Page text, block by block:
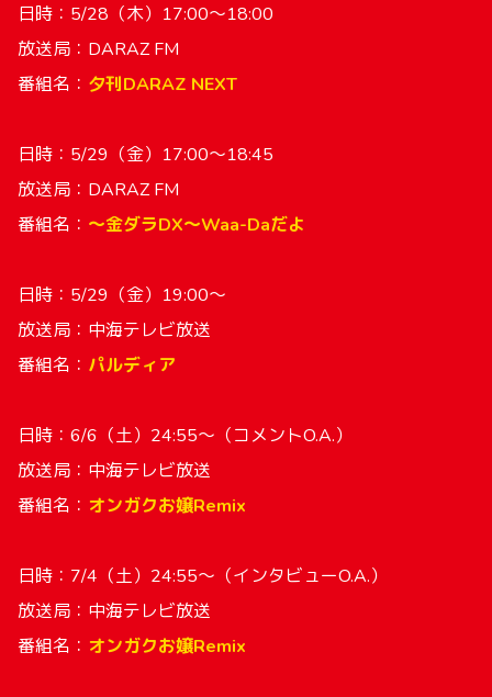
日時：5/28（木）17:00〜18:00
放送局：DARAZ FM
番組名： ⼣刊DARAZ NEXT
日時：5/29（金）17:00〜18:45
放送局：DARAZ FM
番組名： 〜⾦ダラDX〜Waa-Daだよ
日時：5/29（金）19:00〜
放送局：中海テレビ放送
番組名： パルディア
日時：6/6（土）24:55〜（コメントO.A.）
放送局：中海テレビ放送
番組名： オンガクお嬢Remix
日時：7/4（土）24:55〜（インタビューO.A.）
放送局：中海テレビ放送
番組名： オンガクお嬢Remix